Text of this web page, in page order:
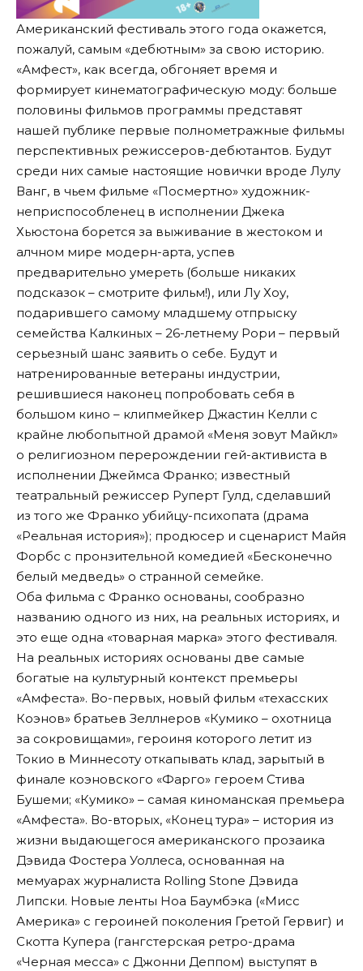
Американский фестиваль этого года окажется,
пожалуй, самым «дебютным» за свою историю.
«Амфест», как всегда, обгоняет время и
формирует кинематографическую моду: больше
половины фильмов программы представят
нашей публике первые полнометражные фильмы
перспективных режиссеров-дебютантов. Будут
среди них самые настоящие новички вроде Лулу
Ванг, в чьем фильме «Посмертно» художник-
неприспособленец в исполнении Джека
Хьюстона борется за выживание в жестоком и
алчном мире модерн-арта, успев
предварительно умереть (больше никаких
подсказок – смотрите фильм!), или Лу Хоу,
подарившего самому младшему отпрыску
семейства Калкиных – 26-летнему Рори – первый
серьезный шанс заявить о себе. Будут и
натренированные ветераны индустрии,
решившиеся наконец попробовать себя в
большом кино – клипмейкер Джастин Келли с
крайне любопытной драмой «Меня зовут Майкл»
о религиозном перерождении гей-активиста в
исполнении Джеймса Франко; известный
театральный режиссер Руперт Гулд, сделавший
из того же Франко убийцу-психопата (драма
«Реальная история»); продюсер и сценарист Майя
Форбс с пронзительной комедией «Бесконечно
белый медведь» о странной семейке.
Оба фильма с Франко основаны, сообразно
названию одного из них, на реальных историях, и
это еще одна «товарная марка» этого фестиваля.
На реальных историях основаны две самые
богатые на культурный контекст премьеры
«Амфеста». Во-первых, новый фильм «техасских
Коэнов» братьев Зеллнеров «Кумико – охотница
за сокровищами», героиня которого летит из
Токио в Миннесоту откапывать клад, зарытый в
финале коэновского «Фарго» героем Стива
Бушеми; «Кумико» – самая киноманская премьера
«Амфеста». Во-вторых, «Конец тура» – история из
жизни выдающегося американского прозаика
Дэвида Фостера Уоллеса, основанная на
мемуарах журналиста Rolling Stone Дэвида
Липски. Новые ленты Ноа Баумбэка («Мисс
Америка» с героиней поколения Гретой Гервиг) и
Скотта Купера (гангстерская ретро-драма
«Черная месса» с Джонни Деппом) выступят в